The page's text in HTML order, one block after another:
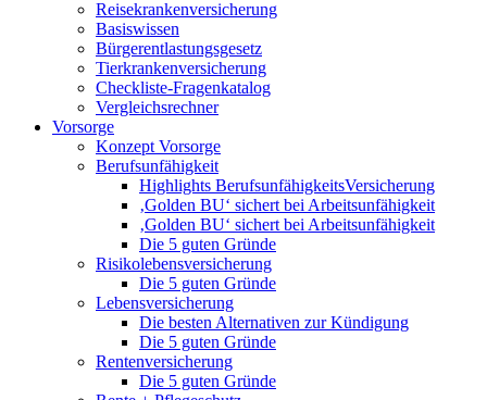
Reisekrankenversicherung
Basiswissen
Bürgerentlastungsgesetz
Tierkrankenversicherung
Checkliste-Fragenkatalog
Vergleichsrechner
Vorsorge
Konzept Vorsorge
Berufsunfähigkeit
Highlights BerufsunfähigkeitsVersicherung
‚Golden BU‘ sichert bei Arbeitsunfähigkeit
‚Golden BU‘ sichert bei Arbeitsunfähigkeit
Die 5 guten Gründe
Risikolebensversicherung
Die 5 guten Gründe
Lebensversicherung
Die besten Alternativen zur Kündigung
Die 5 guten Gründe
Rentenversicherung
Die 5 guten Gründe